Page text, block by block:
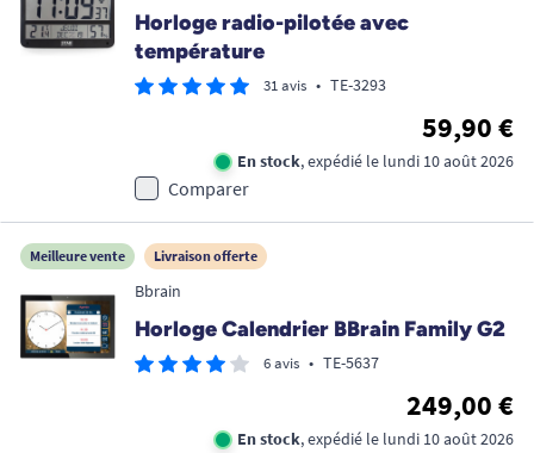
Horloge radio-pilotée avec
température
31 avis • TE-3293
59,90 €
En stock, expédié le lundi 10 août 2026
Comparer
Meilleure vente Livraison offerte
Bbrain
Horloge Calendrier BBrain Family G2
6 avis • TE-5637
249,00 €
En stock, expédié le lundi 10 août 2026